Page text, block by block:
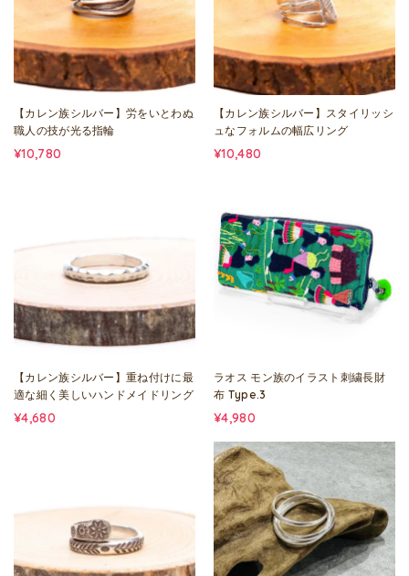
【カレン族シルバー】労をいとわぬ
職人の技が光る指輪
¥10,780
【カレン族シルバー】スタイリッシ
ュなフォルムの幅広リング
¥10,480
【カレン族シルバー】重ね付けに最
適な細く美しいハンドメイドリング
¥4,680
ラオス モン族のイラスト刺繍長財
布 Type.3
¥4,980